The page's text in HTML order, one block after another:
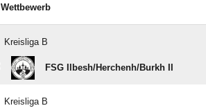
Wettbewerb
Kreisliga B
FSG Ilbesh/​Herchenh/​Burkh II
Kreisliga B